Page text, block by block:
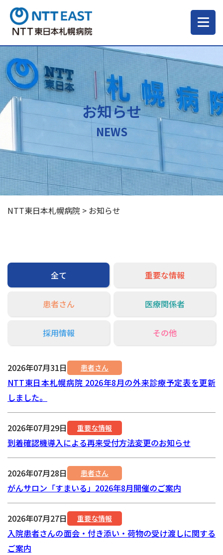
当院について
ご来院される方へ
診療科・部門
医療・介護関係の方
採用情報
お知らせ
NEWS
NTT東日本札幌病院 > お知らせ
全て 重要な情報
患者さん 医療関係者
採用情報 その他
2026年07月31日 患者さん
NTT東日本札幌病院 2026年8月の外来診療予定表を更新
しました。
2026年07月29日 重要な情報
到着確認機導入による再来受付方法変更のお知らせ
2026年07月28日 患者さん
がんサロン「すまいる」2026年8月開催のご案内
2026年07月27日 重要な情報
入院患者さんの面会・付き添い・荷物の受け渡しに関する
ご案内